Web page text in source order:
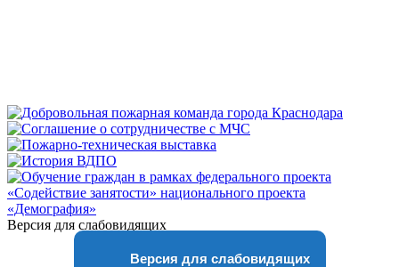
Версия для слабовидящих
Версия для слабовидящих